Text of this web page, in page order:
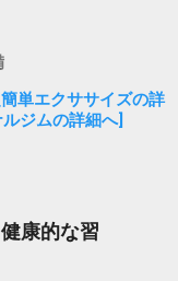
単エクササイズの詳
ジムの詳細へ]
康的な習